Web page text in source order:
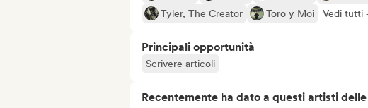
Tyler, The Creator
Toro y Moi Vedi tutti
Principali opportunità
Scrivere articoli
Recentemente ha dato a questi artisti